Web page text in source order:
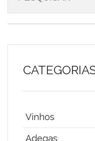
Vinhos
Adegas